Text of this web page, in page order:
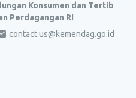
Konsumen dan Tertib
Perdagangan RI
contact.us@kemendag.go.id